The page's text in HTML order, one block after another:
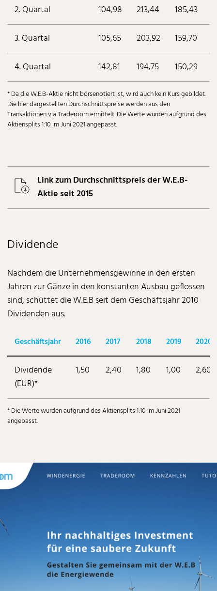
2. Quartal 104,98 213,44 185,43
3. Quartal 105,65 203,92 159,70
4. Quartal 142,81 194,75 150,29
* Da die W.E.B-Aktie nicht börsenotiert ist, wird auch kein Kurs gebildet.
Die hier dargestellten Durchschnittspreise werden aus den
Transaktionen via Traderoom ermittelt. Die Werte wurden aufgrund des
Aktiensplits 1:10 im Juni 2021 angepasst.
Link zum Durchschnittspreis der W.E.B-
Aktie seit 2015
Dividende
Nachdem die Unternehmensgewinne in den ersten
Jahren zur Gänze in den konstanten Ausbau geflossen
sind, schüttet die W.E.B seit dem Geschäftsjahr 2010
Dividenden aus.
Geschäftsjahr 2016 2017 2018 2019 2020
Dividende
(EUR)*
1,50 2,40 1,80 1,00 2,60
* Die Werte wurden aufgrund des Aktiensplits 1:10 im Juni 2021
angepasst.